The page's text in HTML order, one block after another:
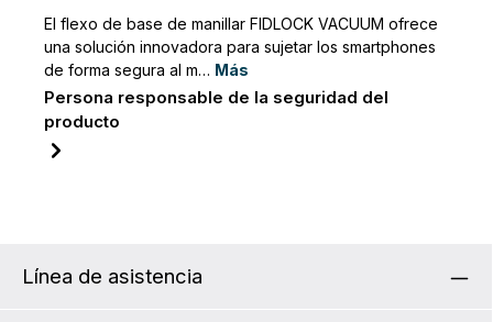
El flexo de base de manillar FIDLOCK VACUUM ofrece
una solución innovadora para sujetar los smartphones
de forma segura al m… Más
Persona responsable de la seguridad del
producto
Línea de asistencia